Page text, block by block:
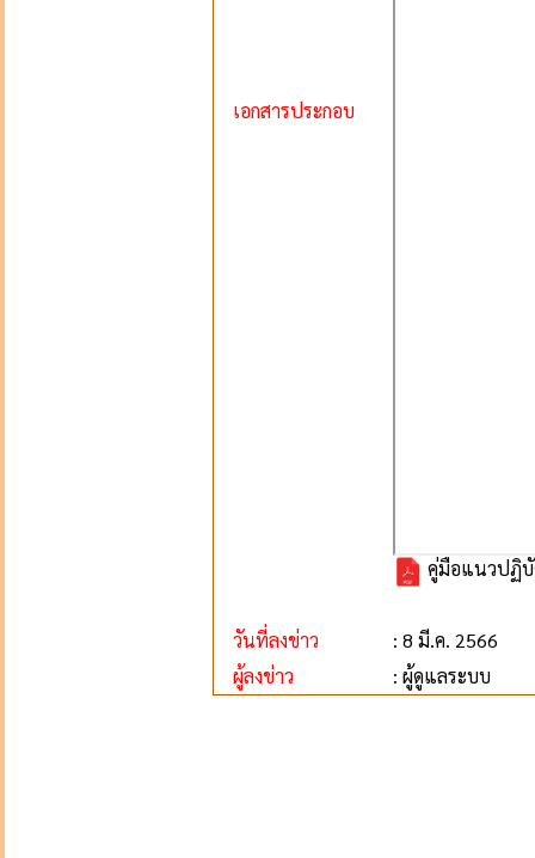
เอกสารประกอบ
คู่มือแนวปฏิบั
วันที่ลงข่าว
: 8 มี.ค. 2566
ผู้ลงข่าว
: ผู้ดูแลระบบ